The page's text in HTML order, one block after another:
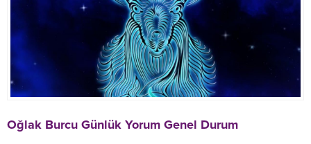
Oğlak Burcu Günlük Yorum Genel Durum